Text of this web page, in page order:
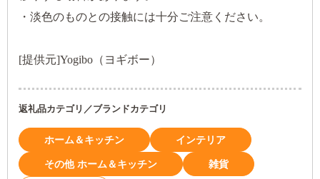
・淡色のものとの接触には十分ご注意ください。
[提供元]Yogibo（ヨギボー）
返礼品カテゴリ／ブランドカテゴリ
ホーム＆キッチン インテリア
その他 ホーム＆キッチン 雑貨